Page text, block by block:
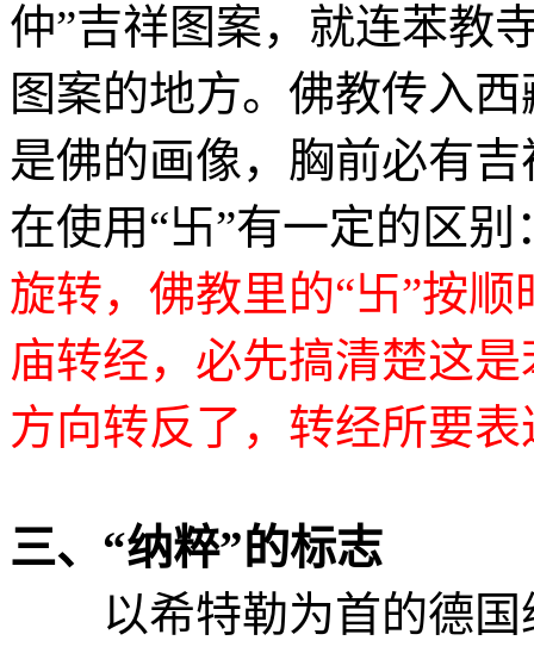
仲”吉祥图案，就连苯教
图案的地方。佛教传入
是佛的画像，胸前必有
在使用“卐”有一定的区别
旋转，佛教里的“卐”按
庙转经，必先搞清楚这
方向转反了，转经所要
三、“纳粹”的标志
以希特勒为首的德国